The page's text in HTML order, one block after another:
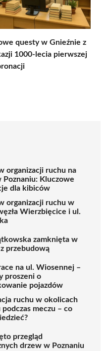
questy w Gnieźnie z
1000-lecia pierwszej
organizacji ruchu na
Poznaniu: Kluczowe
dla kibiców
organizacji ruchu w
Wierzbięcice i ul.
zamknięta w
przebudową
na ul. Wiosennej –
proszeni o
pojazdów
ruchu w okolicach
meczu – co
przegląd
drzew w Poznaniu